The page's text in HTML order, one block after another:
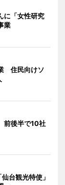
に「女性研究
業
住民向けソ
前後半で10社
台観光特使」